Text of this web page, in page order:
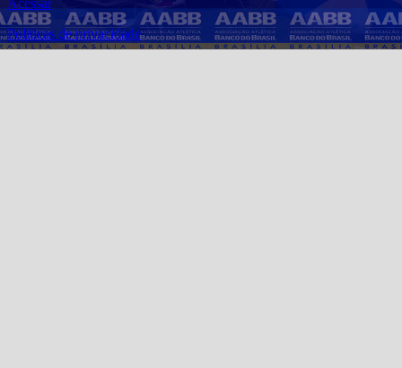
Politicas de privacidade